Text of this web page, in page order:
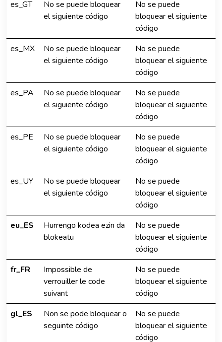
es_GT
No se puede bloquear
el siguiente código
No se puede
bloquear el siguiente
código
es_MX
No se puede bloquear
el siguiente código
No se puede
bloquear el siguiente
código
es_PA
No se puede bloquear
el siguiente código
No se puede
bloquear el siguiente
código
es_PE
No se puede bloquear
el siguiente código
No se puede
bloquear el siguiente
código
es_UY
No se puede bloquear
el siguiente código
No se puede
bloquear el siguiente
código
eu_ES
Hurrengo kodea ezin da
blokeatu
No se puede
bloquear el siguiente
código
fr_FR
Impossible de
verrouiller le code
suivant
No se puede
bloquear el siguiente
código
gl_ES
Non se pode bloquear o
seguinte código
No se puede
bloquear el siguiente
código